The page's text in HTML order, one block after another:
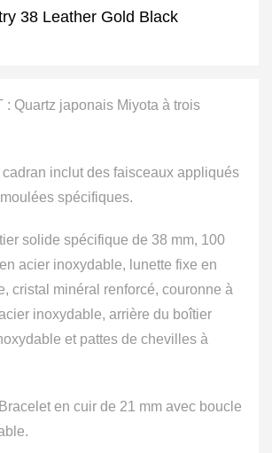
38 Leather Gold Black
: Quartz japonais Miyota à trois
inclut des faisceaux appliqués
spécifiques.
solide spécifique de 38 mm, 100
acier inoxydable, lunette fixe en
cristal minéral renforcé, couronne à
inoxydable, arrière du boîtier
et pattes de chevilles à
en cuir de 21 mm avec boucle